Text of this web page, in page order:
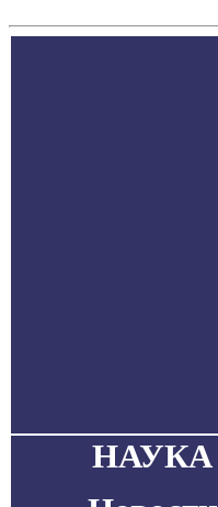
НАУКА